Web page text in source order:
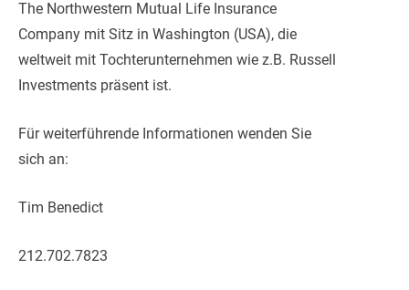
The Northwestern Mutual Life Insurance
Company mit Sitz in Washington (USA), die
weltweit mit Tochterunternehmen wie z.B. Russell
Investments präsent ist.
Für weiterführende Informationen wenden Sie
sich an:
Tim Benedict
212.702.7823